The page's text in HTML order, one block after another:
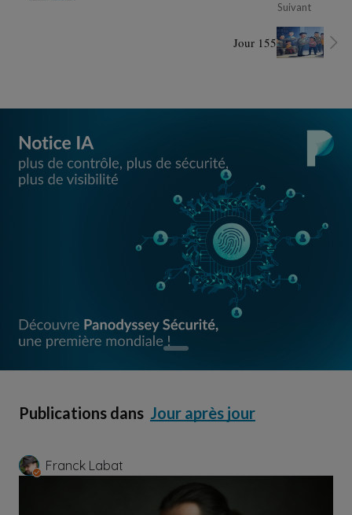
Suivant
Jour 155
Publications dans Jour après jour
Franck Labat